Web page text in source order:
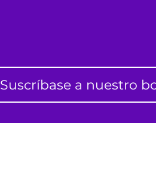
Suscríbase a nuestro